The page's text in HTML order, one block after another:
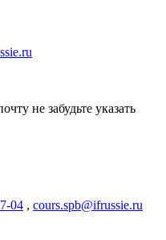
не забудьте указать
04 , cours.spb@ifrussie.ru